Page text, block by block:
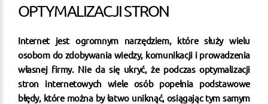
OPTYMALIZACJI STRON
Internet jest ogromnym narzędziem, które służy wielu
osobom do zdobywania wiedzy, komunikacji i prowadzenia
własnej firmy. Nie da się ukryć, że podczas optymalizacji
stron internetowych wiele osób popełnia podstawowe
błędy, które można by łatwo uniknąć, osiągając tym samym